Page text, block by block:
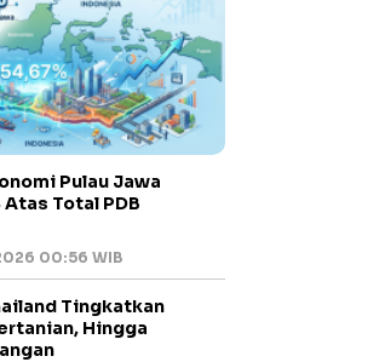
Pulau Jawa
Total PDB
00:56 WIB
Tingkatkan
Hingga